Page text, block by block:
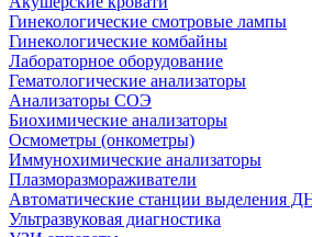
Гинекологические смотровые лампы
Гинекологические комбайны
Лабораторное оборудование
Гематологические анализаторы
Анализаторы СОЭ
Биохимические анализаторы
Осмометры (онкометры)
Иммунохимические анализаторы
Плазморазмораживатели
Автоматические станции выделения
Ультразвуковая диагностика